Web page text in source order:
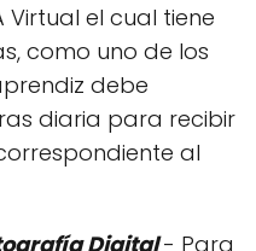
Virtual el cual tiene
como uno de los
debe
diaria para recibir
al
Digital - Para